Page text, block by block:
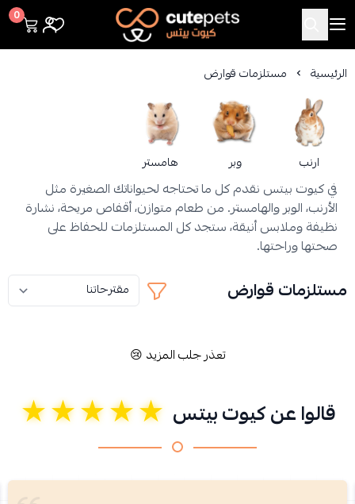
Cutepets
0
الرئيسية مستلزمات قوارض
في كيوت بيتس نقدم كل ما تحتاجه لحيواناتك الصغيرة مثل
الأرنب، الوبر والهامستر. من طعام متوازن، أقفاص مريحة، نشارة
نظيفة وملابس أنيقة، ستجد كل المستلزمات للحفاظ على
صحتها وراحتها.
ارنب وبر هامستر
مستلزمات قوارض
تعذر جلب المزيد 😢
قالوا عن كيوت بيتس ★★★★★